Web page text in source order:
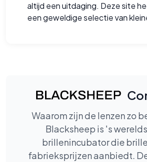
altijd een uitdaging. Deze site
een geweldige selectie van
Waarom zijn de lenzen zo
Blacksheep is 's
brillenincubator die
fabrieksprijzen aanbiedt.